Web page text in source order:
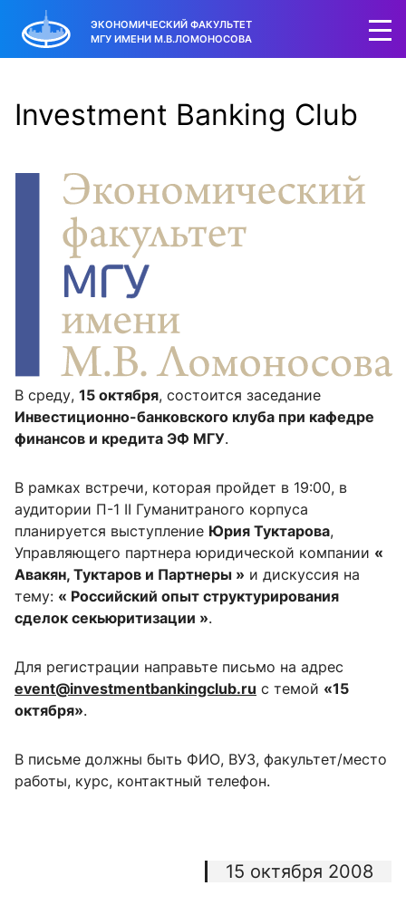
ЭКОНОМИЧЕСКИЙ ФАКУЛЬТЕТ
МГУ ИМЕНИ М.В.ЛОМОНОСОВА
Investment Banking Club
В среду, 15 октября, состоится заседание
Инвестиционно-банковского клуба при кафедре
финансов и кредита ЭФ МГУ.
В рамках встречи, которая пройдет в 19:00, в
аудитории П-1 II Гуманитраного корпуса
планируется выступление Юрия Туктарова,
Управляющего партнера юридической компании «
Авакян, Туктаров и Партнеры » и дискуссия на
тему: « Российский опыт структурирования
сделок секьюритизации ».
Для регистрации направьте письмо на адрес
event@investmentbankingclub.ru с темой «15
октября».
В письме должны быть ФИО, ВУЗ, факультет/место
работы, курс, контактный телефон.
15 октября 2008